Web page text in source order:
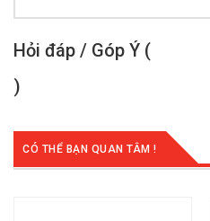
Hỏi đáp / Góp Ý (
)
CÓ THỂ BẠN QUAN TÂM !